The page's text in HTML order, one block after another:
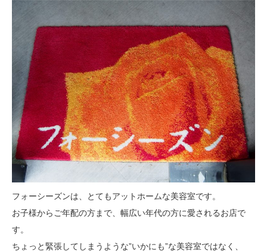
フォーシーズンは、とてもアットホームな美容室です。
お子様からご年配の方まで、幅広い年代の方に愛されるお店で
す。
ちょっと緊張してしまうような”いかにも”な美容室ではなく、